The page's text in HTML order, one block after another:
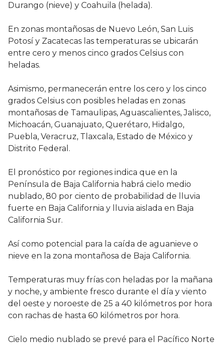
Durango (nieve) y Coahuila (helada).
En zonas montañosas de Nuevo León, San Luis
Potosí y Zacatecas las temperaturas se ubicarán
entre cero y menos cinco grados Celsius con
heladas.
Asimismo, permanecerán entre los cero y los cinco
grados Celsius con posibles heladas en zonas
montañosas de Tamaulipas, Aguascalientes, Jalisco,
Michoacán, Guanajuato, Querétaro, Hidalgo,
Puebla, Veracruz, Tlaxcala, Estado de México y
Distrito Federal.
El pronóstico por regiones indica que en la
Península de Baja California habrá cielo medio
nublado, 80 por ciento de probabilidad de lluvia
fuerte en Baja California y lluvia aislada en Baja
California Sur.
Así como potencial para la caída de aguanieve o
nieve en la zona montañosa de Baja California.
Temperaturas muy frías con heladas por la mañana
y noche, y ambiente fresco durante el día y viento
del oeste y noroeste de 25 a 40 kilómetros por hora
con rachas de hasta 60 kilómetros por hora.
Cielo medio nublado se prevé para el Pacífico Norte